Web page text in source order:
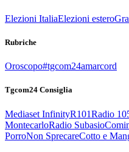
Elezioni ItaliaElezioni estero
Rubriche
Oroscopo#tgcom24amarcord
Tgcom24 Consiglia
Mediaset InfinityR101Radio
MontecarloRadio Subasio
PorroNon SprecareCotto e